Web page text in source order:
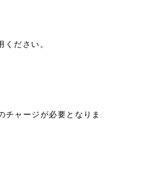
ださい。
チャージが必要となりま